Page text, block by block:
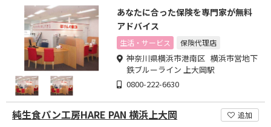
あなたに合った保険を専門家が無料
アドバイス
生活・サービス 保険代理店
神奈川県横浜市港南区 横浜市営地下
鉄ブルーライン 上大岡駅
0800-222-6630
純生食パン工房HARE PAN 横浜上大岡 追加